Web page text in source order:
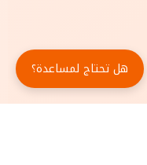
هل تحتاج لمساعدة؟